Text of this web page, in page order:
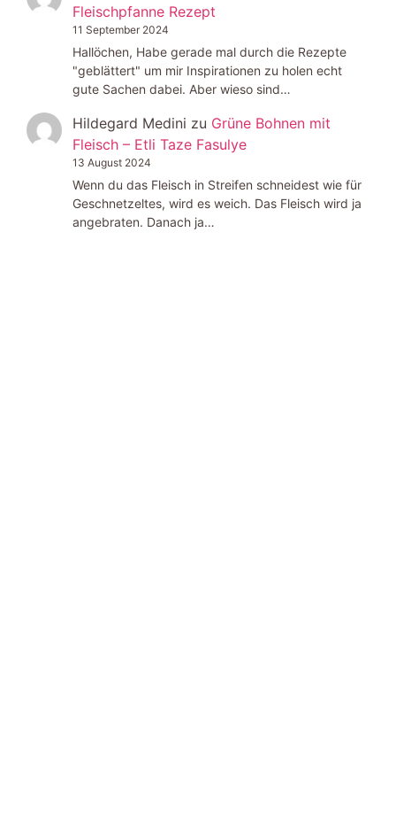
Fleischpfanne Rezept
11 September 2024
Hallöchen, Habe gerade mal durch die Rezepte
"geblättert" um mir Inspirationen zu holen echt
gute Sachen dabei. Aber wieso sind…
Hildegard Medini zu Grüne Bohnen mit
Fleisch – Etli Taze Fasulye
13 August 2024
Wenn du das Fleisch in Streifen schneidest wie für
Geschnetzeltes, wird es weich. Das Fleisch wird ja
angebraten. Danach ja…